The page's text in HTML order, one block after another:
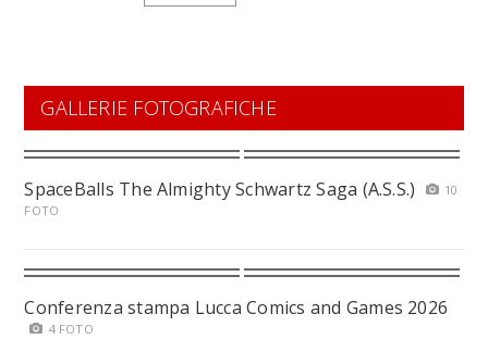
GALLERIE FOTOGRAFICHE
SpaceBalls The Almighty Schwartz Saga (A.S.S.)
10
FOTO
Conferenza stampa Lucca Comics and Games 2026
4 FOTO